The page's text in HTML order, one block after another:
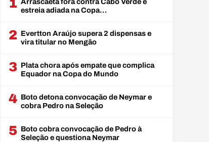
1 estreia adiada na Copa…
2 Evertton Araújo supera 2 dispensas e
vira titular no Mengão
3 Plata chora após empate que complica
Equador na Copa do Mundo
4 Boto detona convocação de Neymar e
cobra Pedro na Seleção
5 Boto cobra convocação de Pedro à
Seleção e questiona Neymar